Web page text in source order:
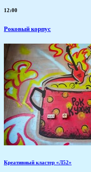
12:00
Роковый корпус
Креативный кластер «Л52»